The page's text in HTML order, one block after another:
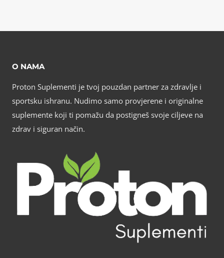
O NAMA
Proton Suplementi je tvoj pouzdan partner za zdravlje i
sportsku ishranu. Nudimo samo provjerene i originalne
suplemente koji ti pomažu da postigneš svoje ciljeve na
zdrav i siguran način.